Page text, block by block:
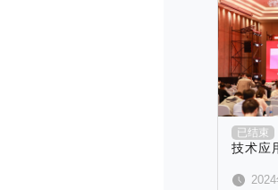
已结束
技术应